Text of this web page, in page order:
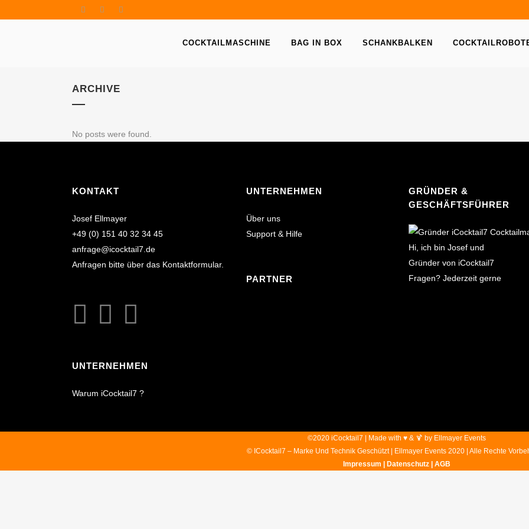
COCKTAILMASCHINE BAG IN BOX SCHANKBALKEN
ARCHIVE
No posts were found.
KONTAKT
Josef Ellmayer
+49 (0) 151 40 32 34 45
anfrage@icocktail7.de
Anfragen bitte über das Kontaktformular.
UNTERNEHMEN
Warum iCocktail7 ?
UNTERNEHMEN
Über uns
Support & Hilfe
PARTNER
GRÜNDER &
GESCHÄFTSFÜHRER
Hi, ich bin Josef und
Gründer von iCocktail7
Fragen? Jederzeit gerne
©2020 iCocktail7 | Made with ♥ & 🍹 by Ellmayer Events
© ICocktail7 – Marke Und Technik Geschützt | Ellmayer Events 2020 | Alle Rechte
Impressum
Datenschutz | AGB